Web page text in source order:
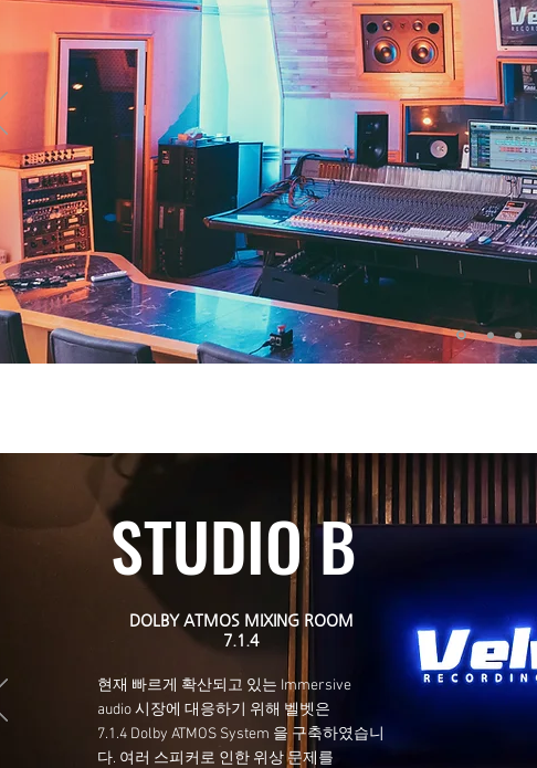
STUDIO B
DOLBY ATMOS MIXING ROOM
7.1.4
현재 빠르게 확산되고 있는 Immersive
audio 시장에 대응하기 위해 벨벳은
7.1.4 Dolby ATMOS System 을 구축하였습니
다. 여러 스피커로 인한 위상 문제를